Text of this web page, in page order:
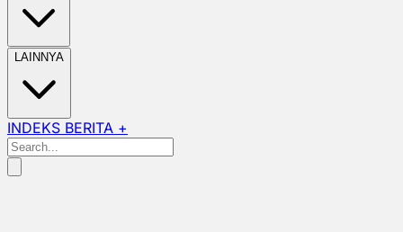
LAINNYA
INDEKS BERITA +